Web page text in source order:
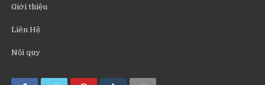
Giới thiệu
Liên Hệ
Nội quy